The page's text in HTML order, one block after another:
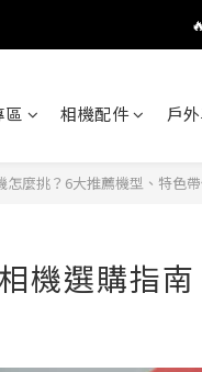
區 相機配件 戶
麼挑？6大推薦機型、特色
機選購指